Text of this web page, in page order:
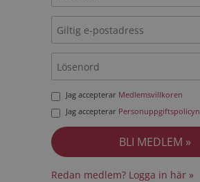
Jag accepterar Medlemsvillkoren
Jag accepterar Personuppgiftspolicyn
Redan medlem? Logga in här »